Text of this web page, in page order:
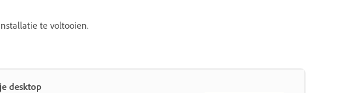
te voltooien.
desktop